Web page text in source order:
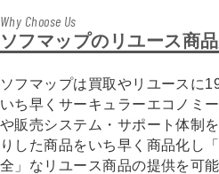
Why Choose Us
ソフマップのリユース商
ソフマップは買取やリユースに
いち早くサーキュラーエコノミ
や販売システム・サポート体制
りした商品をいち早く商品化し
全」なリユース商品の提供を可